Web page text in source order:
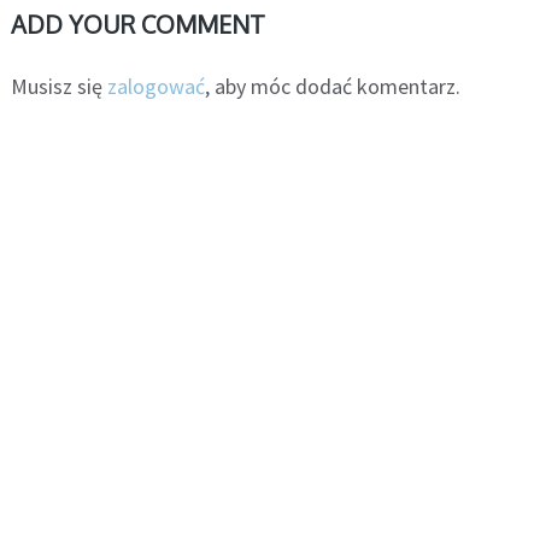
ADD YOUR COMMENT
Musisz się zalogować, aby móc dodać komentarz.